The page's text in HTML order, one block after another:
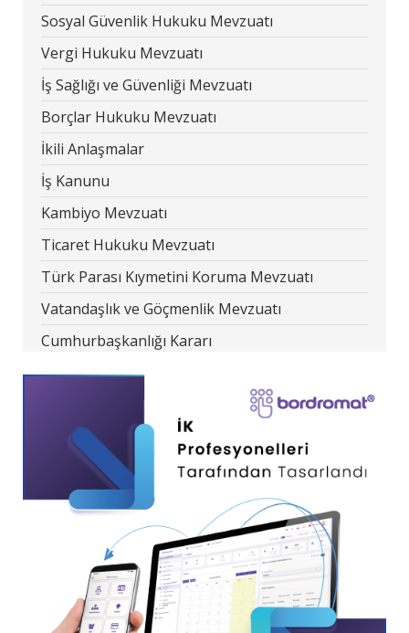
Sosyal Güvenlik Hukuku Mevzuatı
Vergi Hukuku Mevzuatı
İş Sağlığı ve Güvenliği Mevzuatı
Borçlar Hukuku Mevzuatı
İkili Anlaşmalar
İş Kanunu
Kambiyo Mevzuatı
Ticaret Hukuku Mevzuatı
Türk Parası Kıymetini Koruma Mevzuatı
Vatandaşlık ve Göçmenlik Mevzuatı
Cumhurbaşkanlığı Kararı